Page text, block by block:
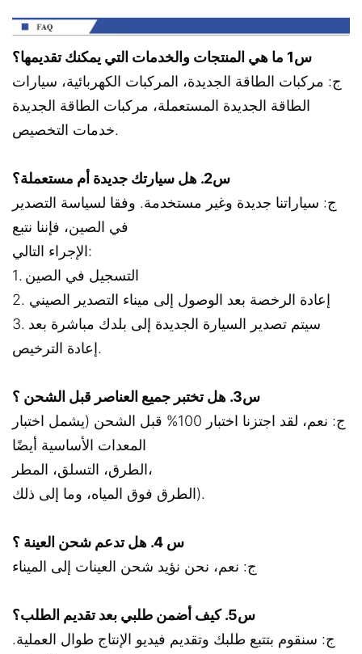
س1 ما هي المنتجات والخدمات التي يمكنك تقديمها؟
ج: مركبات الطاقة الجديدة، المركبات الكهربائية، سيارات
الطاقة الجديدة المستعملة، مركبات الطاقة الجديدة
خدمات التخصيص.
س2. هل سيارتك جديدة أم مستعملة؟
ج: سياراتنا جديدة وغير مستخدمة. وفقا لسياسة التصدير
في الصين، فإننا نتبع
الإجراء التالي:
1. التسجيل في الصين
2. إعادة الرخصة بعد الوصول إلى ميناء التصدير الصيني
3. سيتم تصدير السيارة الجديدة إلى بلدك مباشرة بعد
إعادة الترخيص.
س3. هل تختبر جميع العناصر قبل الشحن ؟
ج: نعم، لقد اجتزنا اختبار 100% قبل الشحن (يشمل اختبار
المعدات الأساسية أيضًا
الطرق، التسلق، المطر،
الطرق فوق المياه، وما إلى ذلك).
س 4. هل تدعم شحن العينة ؟
ج: نعم، نحن نؤيد شحن العينات إلى الميناء
س5. كيف أضمن طلبي بعد تقديم الطلب؟
ج: سنقوم بتتبع طلبك وتقديم فيديو الإنتاج طوال العملية.